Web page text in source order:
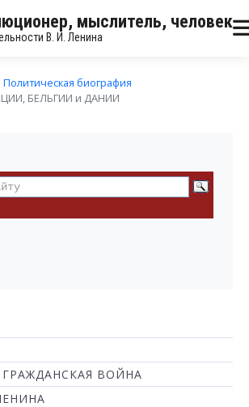
мыслитель, человек
В. И. Ленина
Политическая биография
БЕЛЬГИИ и ДАНИИ
ВОЙНА